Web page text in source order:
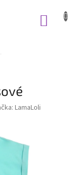
LamaLoli